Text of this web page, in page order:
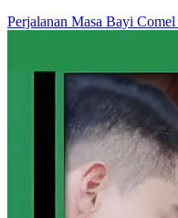
Perjalanan Masa Bayi Comel